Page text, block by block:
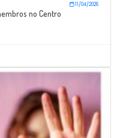
11/04/2026
no Centro